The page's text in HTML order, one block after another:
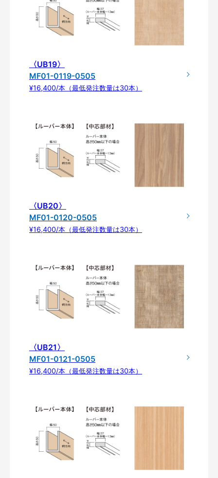
〈UB19〉
MF01-0119-0505
¥16,400/本（最低発注数量は30本）
〈UB20〉
MF01-0120-0505
¥16,400/本（最低発注数量は30本）
〈UB21〉
MF01-0121-0505
¥16,400/本（最低発注数量は30本）